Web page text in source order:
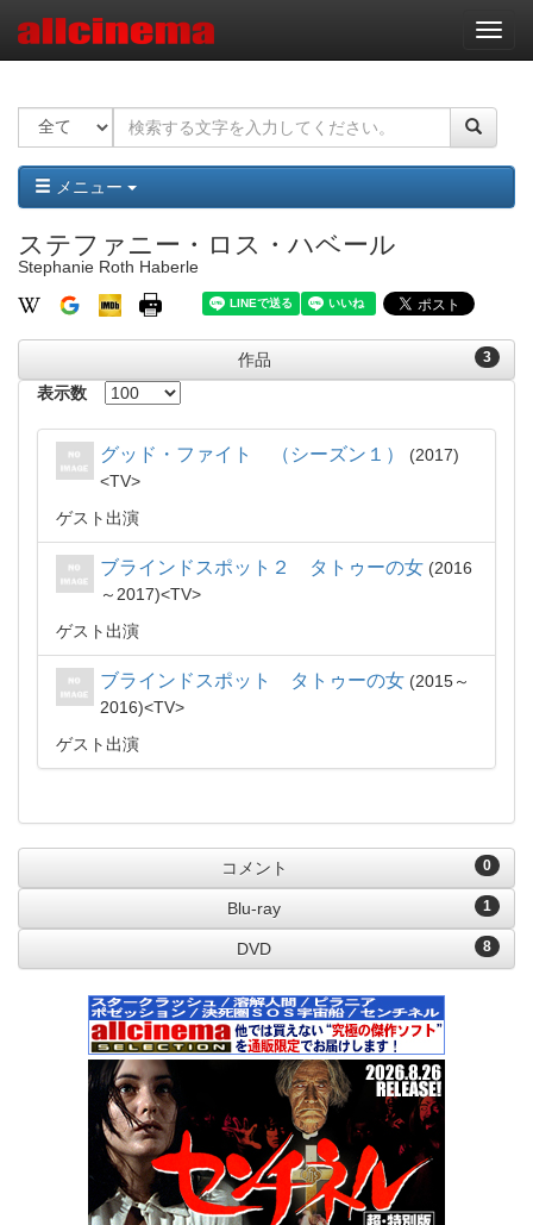
ナ
ビ
ー
ョ
ン
メニュー
ステファニー・ロス・ハベール
Stephanie Roth Haberle
3
作品
表示数
グッド・ファイト （シーズン１）
2017
TV
ゲスト出演
ブラインドスポット２ タトゥーの女
2016
～2017
TV
ゲスト出演
ブラインドスポット タトゥーの女
2015～
2016
TV
ゲスト出演
0
コメント
1
Blu-ray
8
DVD